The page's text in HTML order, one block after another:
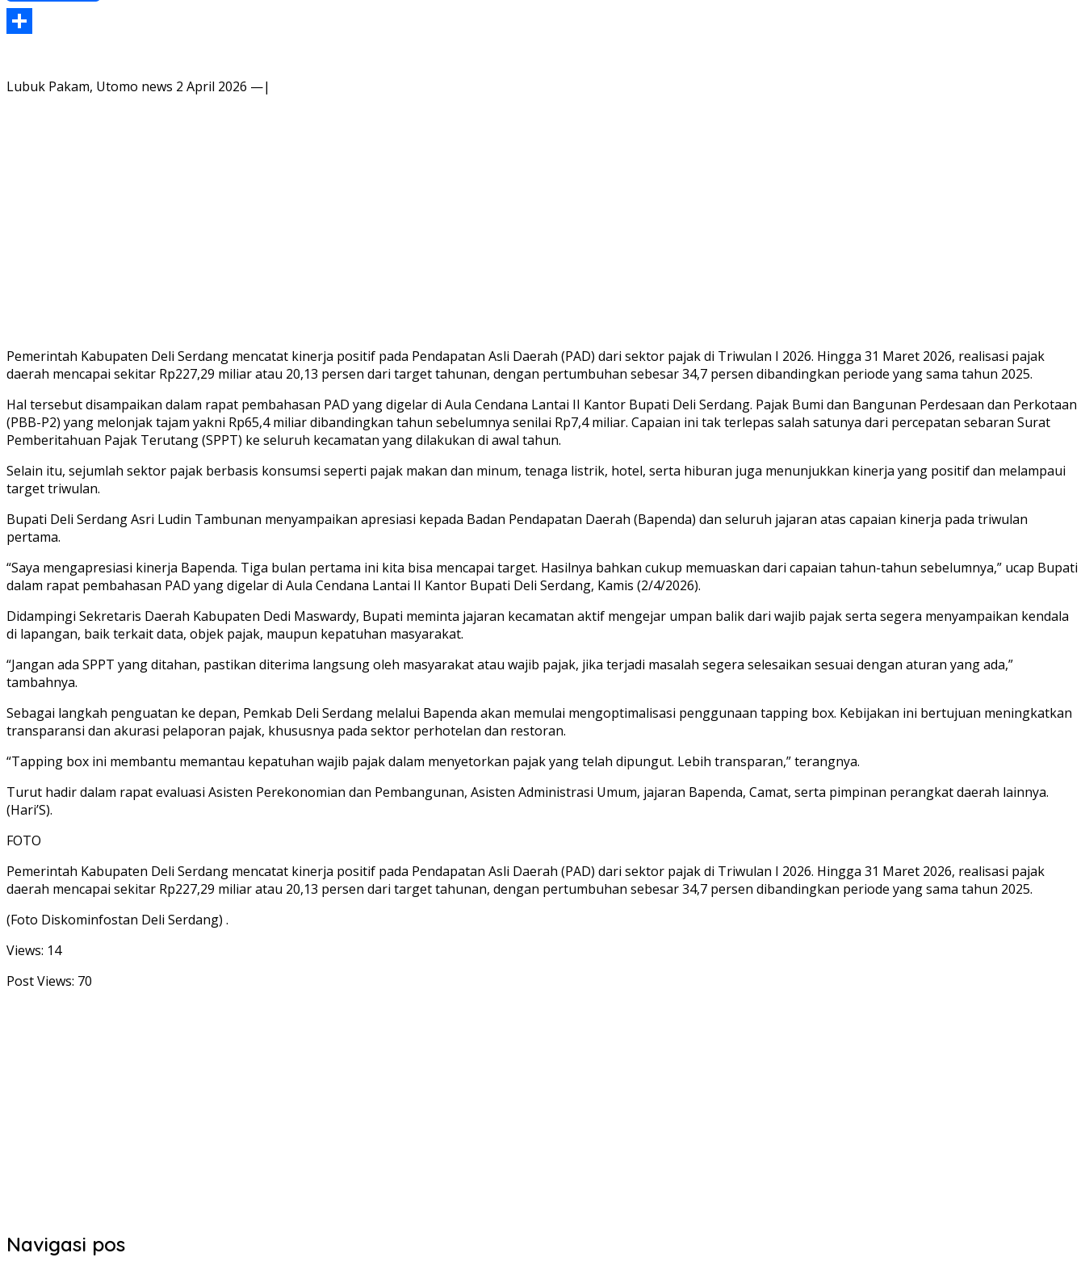
Lubuk Pakam, Utomo news 2 April 2026 —|
Pemerintah Kabupaten Deli Serdang mencatat kinerja positif pada Pendapatan Asli Daerah (PAD) dari sektor pajak di Triwulan I 2026. Hingga 31 Maret 2026, realisasi pajak
daerah mencapai sekitar Rp227,29 miliar atau 20,13 persen dari target tahunan, dengan pertumbuhan sebesar 34,7 persen dibandingkan periode yang sama tahun 2025.
Hal tersebut disampaikan dalam rapat pembahasan PAD yang digelar di Aula Cendana Lantai II Kantor Bupati Deli Serdang. Pajak Bumi dan Bangunan Perdesaan dan Perkotaan
(PBB-P2) yang melonjak tajam yakni Rp65,4 miliar dibandingkan tahun sebelumnya senilai Rp7,4 miliar. Capaian ini tak terlepas salah satunya dari percepatan sebaran Surat
Pemberitahuan Pajak Terutang (SPPT) ke seluruh kecamatan yang dilakukan di awal tahun.
Selain itu, sejumlah sektor pajak berbasis konsumsi seperti pajak makan dan minum, tenaga listrik, hotel, serta hiburan juga menunjukkan kinerja yang positif dan melampaui
target triwulan.
Bupati Deli Serdang Asri Ludin Tambunan menyampaikan apresiasi kepada Badan Pendapatan Daerah (Bapenda) dan seluruh jajaran atas capaian kinerja pada triwulan
pertama.
“Saya mengapresiasi kinerja Bapenda. Tiga bulan pertama ini kita bisa mencapai target. Hasilnya bahkan cukup memuaskan dari capaian tahun-tahun sebelumnya,” ucap Bupati
dalam rapat pembahasan PAD yang digelar di Aula Cendana Lantai II Kantor Bupati Deli Serdang, Kamis (2/4/2026).
Didampingi Sekretaris Daerah Kabupaten Dedi Maswardy, Bupati meminta jajaran kecamatan aktif mengejar umpan balik dari wajib pajak serta segera menyampaikan kendala
di lapangan, baik terkait data, objek pajak, maupun kepatuhan masyarakat.
“Jangan ada SPPT yang ditahan, pastikan diterima langsung oleh masyarakat atau wajib pajak, jika terjadi masalah segera selesaikan sesuai dengan aturan yang ada,”
tambahnya.
Sebagai langkah penguatan ke depan, Pemkab Deli Serdang melalui Bapenda akan memulai mengoptimalisasi penggunaan tapping box. Kebijakan ini bertujuan meningkatkan
transparansi dan akurasi pelaporan pajak, khususnya pada sektor perhotelan dan restoran.
“Tapping box ini membantu memantau kepatuhan wajib pajak dalam menyetorkan pajak yang telah dipungut. Lebih transparan,” terangnya.
Turut hadir dalam rapat evaluasi Asisten Perekonomian dan Pembangunan, Asisten Administrasi Umum, jajaran Bapenda, Camat, serta pimpinan perangkat daerah lainnya.
(Hari’S).
FOTO
Pemerintah Kabupaten Deli Serdang mencatat kinerja positif pada Pendapatan Asli Daerah (PAD) dari sektor pajak di Triwulan I 2026. Hingga 31 Maret 2026, realisasi pajak
daerah mencapai sekitar Rp227,29 miliar atau 20,13 persen dari target tahunan, dengan pertumbuhan sebesar 34,7 persen dibandingkan periode yang sama tahun 2025.
(Foto Diskominfostan Deli Serdang) .
Views: 14
Post Views: 70
Navigasi pos